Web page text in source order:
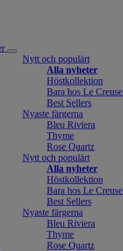
Nytt och populärt
Alla nyheter
Höstkollektion
Bara hos Le
Best Sellers
Nyaste färgerna
Bleu Riviera
Thyme
Rose Quartz
Nytt och populärt
Alla nyheter
Höstkollektion
Bara hos Le
Best Sellers
Nyaste färgerna
Bleu Riviera
Thyme
Rose Quartz